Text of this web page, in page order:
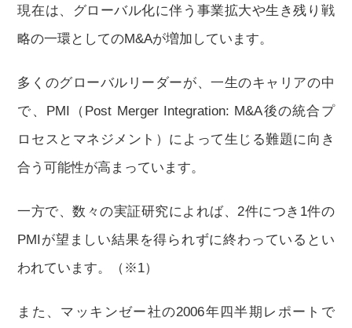
現在は、グローバル化に伴う事業拡大や生き残り戦
略の一環としてのM&Aが増加しています。
多くのグローバルリーダーが、一生のキャリアの中
で、PMI（Post Merger Integration: M&A後の統合プ
ロセスとマネジメント）によって生じる難題に向き
合う可能性が高まっています。
一方で、数々の実証研究によれば、2件につき1件の
PMIが望ましい結果を得られずに終わっているとい
われています。（※1）
また、マッキンゼー社の2006年四半期レポートで